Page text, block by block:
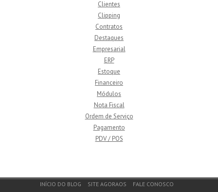
Clientes
Clipping
Contratos
Destaques
Empresarial
ERP
Estoque
Financeiro
Módulos
Nota Fiscal
Ordem de Serviço
Pagamento
PDV / POS
INÍCIO DO BLOG SITE AGORAOS FALE CONOSCO